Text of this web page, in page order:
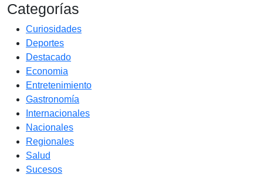
Categorías
Curiosidades
Deportes
Destacado
Economia
Entretenimiento
Gastronomía
Internacionales
Nacionales
Regionales
Salud
Sucesos